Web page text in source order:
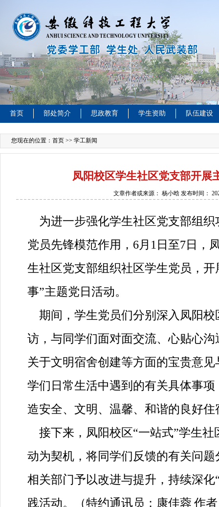
首页 部处简介 思政教育 学生资助 队伍建设
您现在的位置： 首页 >> 学工新闻
凤阳校区学生社区党支部开展
文章作者或来源：杨小晗 发布时间：
为进一步强化学生社区党支部组
党员先锋模范作用， 6月1日至7日，
生社区党支部组织社区学生党员，开
事”主题党日活动。
期间，学生党员们分别深入凤阳
访，与同学们面对面交流、心贴心
关于文明宿舍创建等方面的宝贵意
学们日常生活中遇到的有关具体事
造安全、文明、温馨、和谐的良好住
接下来，凤阳校区“一站式”学生
动为契机，将同学们反馈的有关问
相关部门予以改进与提升，持续深化
践活动。
（特约通讯员：康佳蓉 作